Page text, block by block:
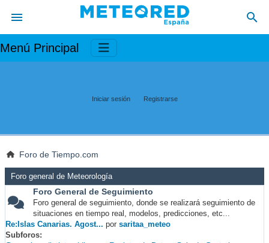
Menú Principal
Iniciar sesión Registrarse
Foro de Tiempo.com
Foro general de Meteorología
Foro General de Seguimiento
Foro general de seguimiento, donde se realizará seguimiento de
situaciones en tiempo real, modelos, predicciones, etc...
Re:Islas Canarias. Agost... por saritaa_meteo
Subforos